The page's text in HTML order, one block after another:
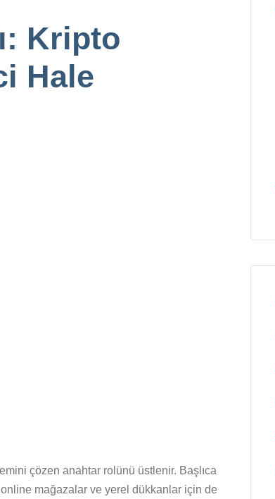
Kripto
Hale
çözen anahtar rolünü üstlenir. Başlıca
mağazalar ve yerel dükkanlar için de